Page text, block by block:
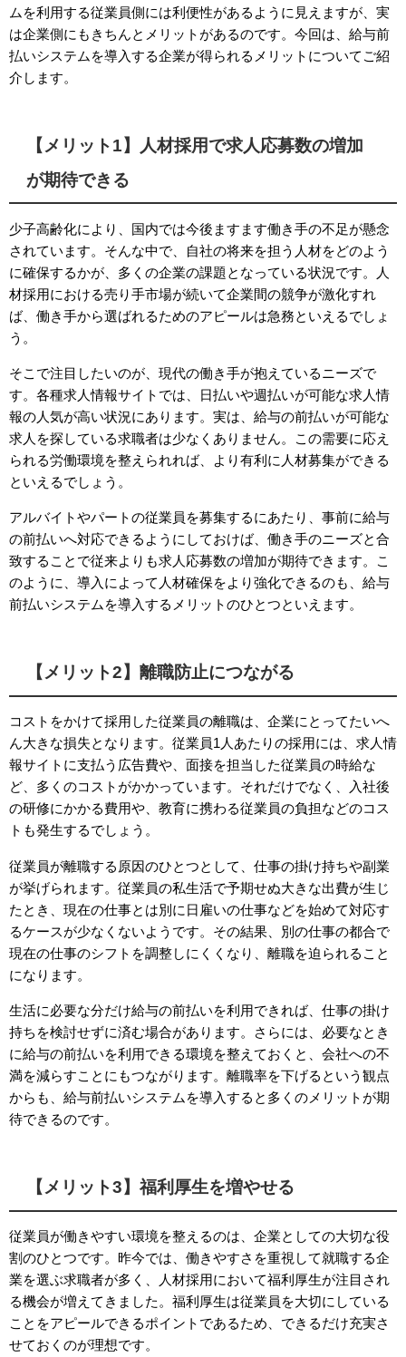
ムを利用する従業員側には利便性があるように見えますが、実
は企業側にもきちんとメリットがあるのです。今回は、給与前
払いシステムを導入する企業が得られるメリットについてご紹
介します。
【メリット1】人材採用で求人応募数の増加
が期待できる
少子高齢化により、国内では今後ますます働き手の不足が懸念
されています。そんな中で、自社の将来を担う人材をどのよう
に確保するかが、多くの企業の課題となっている状況です。人
材採用における売り手市場が続いて企業間の競争が激化すれ
ば、働き手から選ばれるためのアピールは急務といえるでしょ
う。
そこで注目したいのが、現代の働き手が抱えているニーズで
す。各種求人情報サイトでは、日払いや週払いが可能な求人情
報の人気が高い状況にあります。実は、給与の前払いが可能な
求人を探している求職者は少なくありません。この需要に応え
られる労働環境を整えられれば、より有利に人材募集ができる
といえるでしょう。
アルバイトやパートの従業員を募集するにあたり、事前に給与
の前払いへ対応できるようにしておけば、働き手のニーズと合
致することで従来よりも求人応募数の増加が期待できます。こ
のように、導入によって人材確保をより強化できるのも、給与
前払いシステムを導入するメリットのひとつといえます。
【メリット2】離職防止につながる
コストをかけて採用した従業員の離職は、企業にとってたいへ
ん大きな損失となります。従業員1人あたりの採用には、求人情
報サイトに支払う広告費や、面接を担当した従業員の時給な
ど、多くのコストがかかっています。それだけでなく、入社後
の研修にかかる費用や、教育に携わる従業員の負担などのコス
トも発生するでしょう。
従業員が離職する原因のひとつとして、仕事の掛け持ちや副業
が挙げられます。従業員の私生活で予期せぬ大きな出費が生じ
たとき、現在の仕事とは別に日雇いの仕事などを始めて対応す
るケースが少なくないようです。その結果、別の仕事の都合で
現在の仕事のシフトを調整しにくくなり、離職を迫られること
になります。
生活に必要な分だけ給与の前払いを利用できれば、仕事の掛け
持ちを検討せずに済む場合があります。さらには、必要なとき
に給与の前払いを利用できる環境を整えておくと、会社への不
満を減らすことにもつながります。離職率を下げるという観点
からも、給与前払いシステムを導入すると多くのメリットが期
待できるのです。
【メリット3】福利厚生を増やせる
従業員が働きやすい環境を整えるのは、企業としての大切な役
割のひとつです。昨今では、働きやすさを重視して就職する企
業を選ぶ求職者が多く、人材採用において福利厚生が注目され
る機会が増えてきました。福利厚生は従業員を大切にしている
ことをアピールできるポイントであるため、できるだけ充実さ
せておくのが理想です。